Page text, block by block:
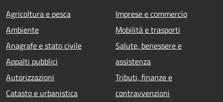
Agricoltura e pesca
Ambiente
Anagrafe e stato civile
Appalti pubblici
Autorizzazioni
Catasto e urbanistica
Imprese e commercio
Mobilità e trasporti
Salute, benessere e
assistenza
Tributi, finanze e
contravvenzioni